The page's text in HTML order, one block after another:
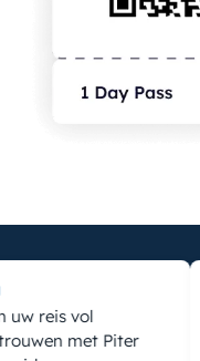
reis vol
met Piter